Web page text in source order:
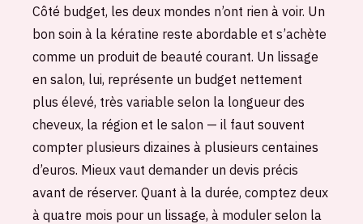
Côté budget, les deux mondes n’ont rien à voir. Un
bon soin à la kératine reste abordable et s’achète
comme un produit de beauté courant. Un lissage
en salon, lui, représente un budget nettement
plus élevé, très variable selon la longueur des
cheveux, la région et le salon — il faut souvent
compter plusieurs dizaines à plusieurs centaines
d’euros. Mieux vaut demander un devis précis
avant de réserver. Quant à la durée, comptez deux
à quatre mois pour un lissage, à moduler selon la